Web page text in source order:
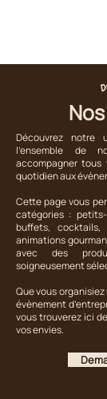
Découvrez notre
l’ensemble de
accompagner tous
quotidien aux
Cette page vous
catégories : petits-
buffets, cocktails,
animations
avec des
soigneusement
Que vous
évènement
vous trouverez ici
vos envies.